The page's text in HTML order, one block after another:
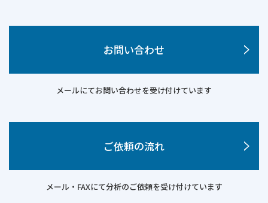
お問い合わせ
メールにてお問い合わせを受け付けています
ご依頼の流れ
メール・FAXにて分析のご依頼を受け付けています